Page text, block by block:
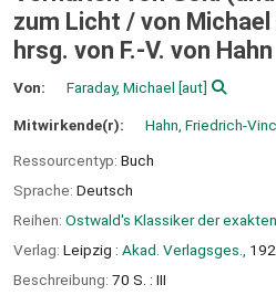
zum Licht / von Michael
hrsg. von F.-V. von Hahn
Von: Faraday, Michael [aut]
Mitwirkende(r): Hahn, Friedrich-
Ressourcentyp: Buch
Sprache: Deutsch
Reihen: Ostwald's Klassiker der
Verlag: Leipzig : Akad. Verlagsges.,
Beschreibung: 70 S. : III